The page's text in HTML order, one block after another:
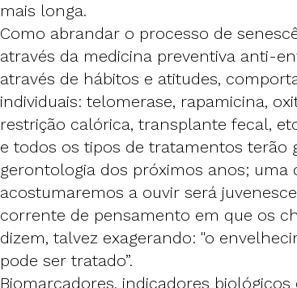
mais longa.
Como abrandar o processo de
através da medicina preventiva anti-
através de hábitos e atitudes,
individuais: telomerase, rapamicina,
restrição calórica, transplante fecal,
e todos os tipos de tratamentos terão
gerontologia dos próximos anos; uma
acostumaremos a ouvir será
corrente de pensamento em que os
dizem, talvez exagerando: "o
pode ser tratado”.
Biomarcadores, indicadores